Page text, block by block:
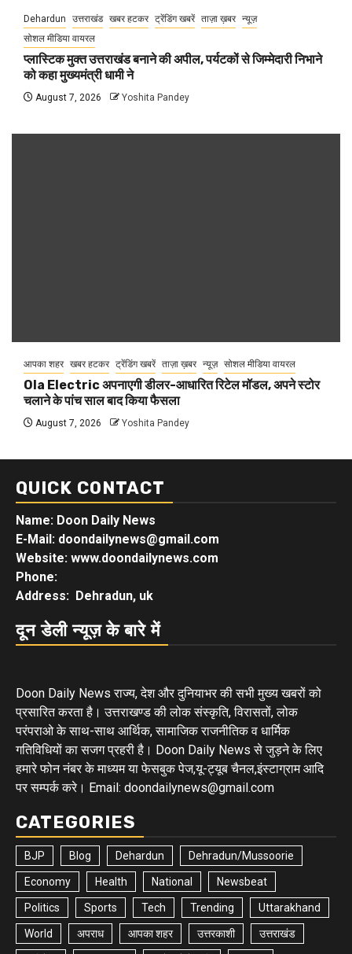
Dehardun उत्तराखंड खबर हटकर ट्रेंडिंग खबरें ताज़ा ख़बर न्यूज़
सोशल मीडिया वायरल
प्लास्टिक मुक्त उत्तराखंड बनाने की अपील, पर्यटकों से जिम्मेदारी निभाने
को कहा मुख्यमंत्री धामी ने
August 7, 2026 Yoshita Pandey
आपका शहर खबर हटकर ट्रेंडिंग खबरें ताज़ा ख़बर न्यूज़ सोशल मीडिया वायरल
Ola Electric अपनाएगी डीलर-आधारित रिटेल मॉडल, अपने स्टोर
चलाने के पांच साल बाद किया फैसला
August 7, 2026 Yoshita Pandey
QUICK CONTACT
Name: Doon Daily News
E-Mail: doondailynews@gmail.com
Website: www.doondailynews.com
Phone:
Address: Dehradun, uk
दून डेली न्यूज़ के बारे में
Doon Daily News राज्य, देश और दुनियाभर की सभी मुख्य खबरों को
प्रसारित करता है। उत्तराखण्ड की लोक संस्कृति, विरासतों, लोक
परंपराओ के साथ-साथ आर्थिक, सामाजिक राजनीतिक व धार्मिक
गतिविधियों का सजग प्रहरी है। Doon Daily News से जुड़ने के लिए
हमारे फोन नंबर के माध्यम या फेसबुक पेज,यू-ट्यूब चैनल,इंस्टाग्राम आदि
पर सम्पर्क करे। Email: doondailynews@gmail.com
CATEGORIES
BJP Blog Dehardun Dehradun/Mussoorie
Economy Health National Newsbeat
Politics Sports Tech Trending Uttarakhand
World अपराध आपका शहर उत्तरकाशी उत्तराखंड